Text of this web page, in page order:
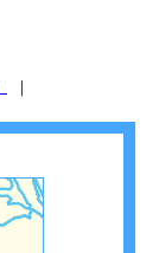
｜